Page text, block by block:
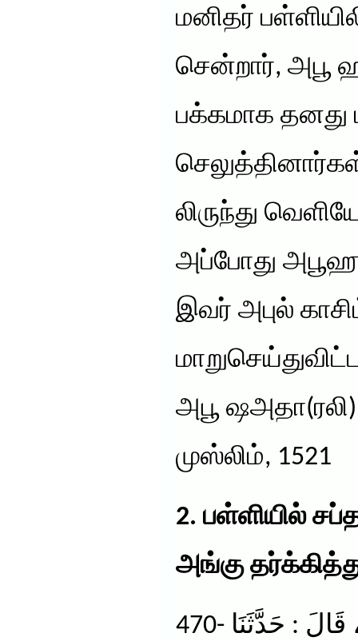
மனிதர்
சென்றார், அபூ
பக்கமாக தனது
லிருந்து
அப்போது
இவர் அபுல்
அபூ
முஸ்லிம், 1521
2. பள்ளியில்
அங்கு
470- حَدَّثَنَا عَلِيُّ بْنُ عَبْدِ اللهِ ، قَالَ : حَدَّثَنَا